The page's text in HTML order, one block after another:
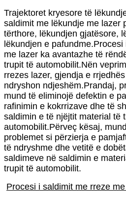
Trajektoret kryesore të
saldimit me lëkundje me lazer
tërthore, lëkundjen gjatësore,
lëkundjen e
me lazer ka avantazhe të
trupit të automobilit.Nën
rrezes lazer, gjendja e
ndryshon ndjeshëm.Prandaj,
mund të eliminojë defektin e
rafinimin e kokrrizave dhe të
saldimin e të njëjtit material të
automobilit.Përveç kësaj,
problemet si përzierja e
të ndryshme dhe vetitë e
saldimeve në saldimin e
trupit të automobilit.
Procesi i saldimit me rreze